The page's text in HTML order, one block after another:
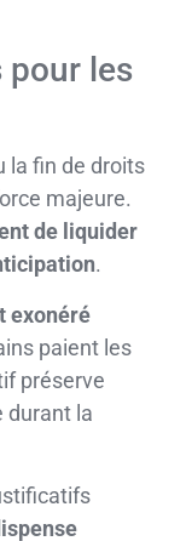
pour les
la fin de droits
majeure.
de liquider
.
exonéré
paient les
préserve
durant la